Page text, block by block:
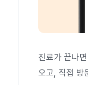
진료가 끝나
오고, 직접 방